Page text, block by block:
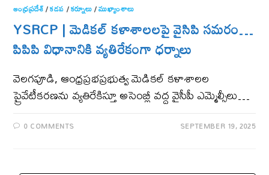
ఆంధ్ర‌ప్ర‌దేశ్/కడప /కర్నూలు/ముఖ్యాంశాలు
YSRCP | మెడిక‌ల్ క‌ళాశాల‌ల‌పై వైసిపి స‌మ‌రం…
పిపిపి విధానానికి వ్య‌తిరేకంగా ధ‌ర్నాలు
వెల‌గ‌పూడి, ఆంధ్ర‌ప్ర‌భప్రభుత్వ మెడికల్ కళాశాలల
ప్రైవేటీకరణను వ్యతిరేకిస్తూ అసెంబ్లీ వద్ద వైసీపీ ఎమ్మెల్సీలు…
0 COMMENTS SEPTEMBER 19, 2025